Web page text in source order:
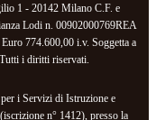
1 - 20142 Milano C.F. e
Lodi n. 00902000769REA
774.600,00 i.v. Soggetta a
i diritti riservati.
i Servizi di Istruzione e
n° 1412), presso la